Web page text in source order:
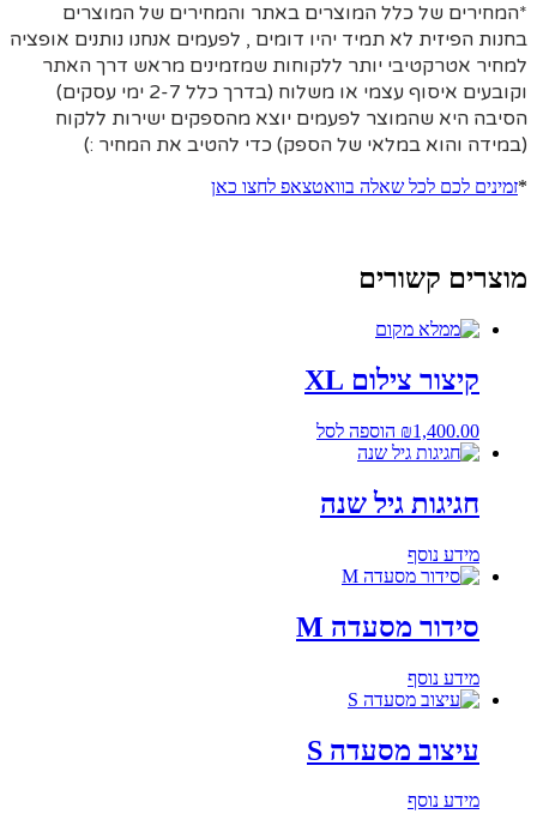
*המחירים של כלל המוצרים באתר והמחירים של המוצרים
בחנות הפיזית לא תמיד יהיו דומים , לפעמים אנחנו נותנים אופציה
למחיר אטרקטיבי יותר ללקוחות שמזמינים מראש דרך האתר
וקובעים איסוף עצמי או משלוח (בדרך כלל 2-7 ימי עסקים)
הסיבה היא שהמוצר לפעמים יוצא מהספקים ישירות ללקוח
(במידה והוא במלאי של הספק) כדי להטיב את המחיר :)
*זמינים לכם לכל שאלה בוואטצאפ לחצו כאן
מוצרים קשורים
קיצור צילום XL
₪1,400.00 הוספה לסל
חגיגות גיל שנה
מידע נוסף
סידור מסעדה M
מידע נוסף
עיצוב מסעדה S
מידע נוסף